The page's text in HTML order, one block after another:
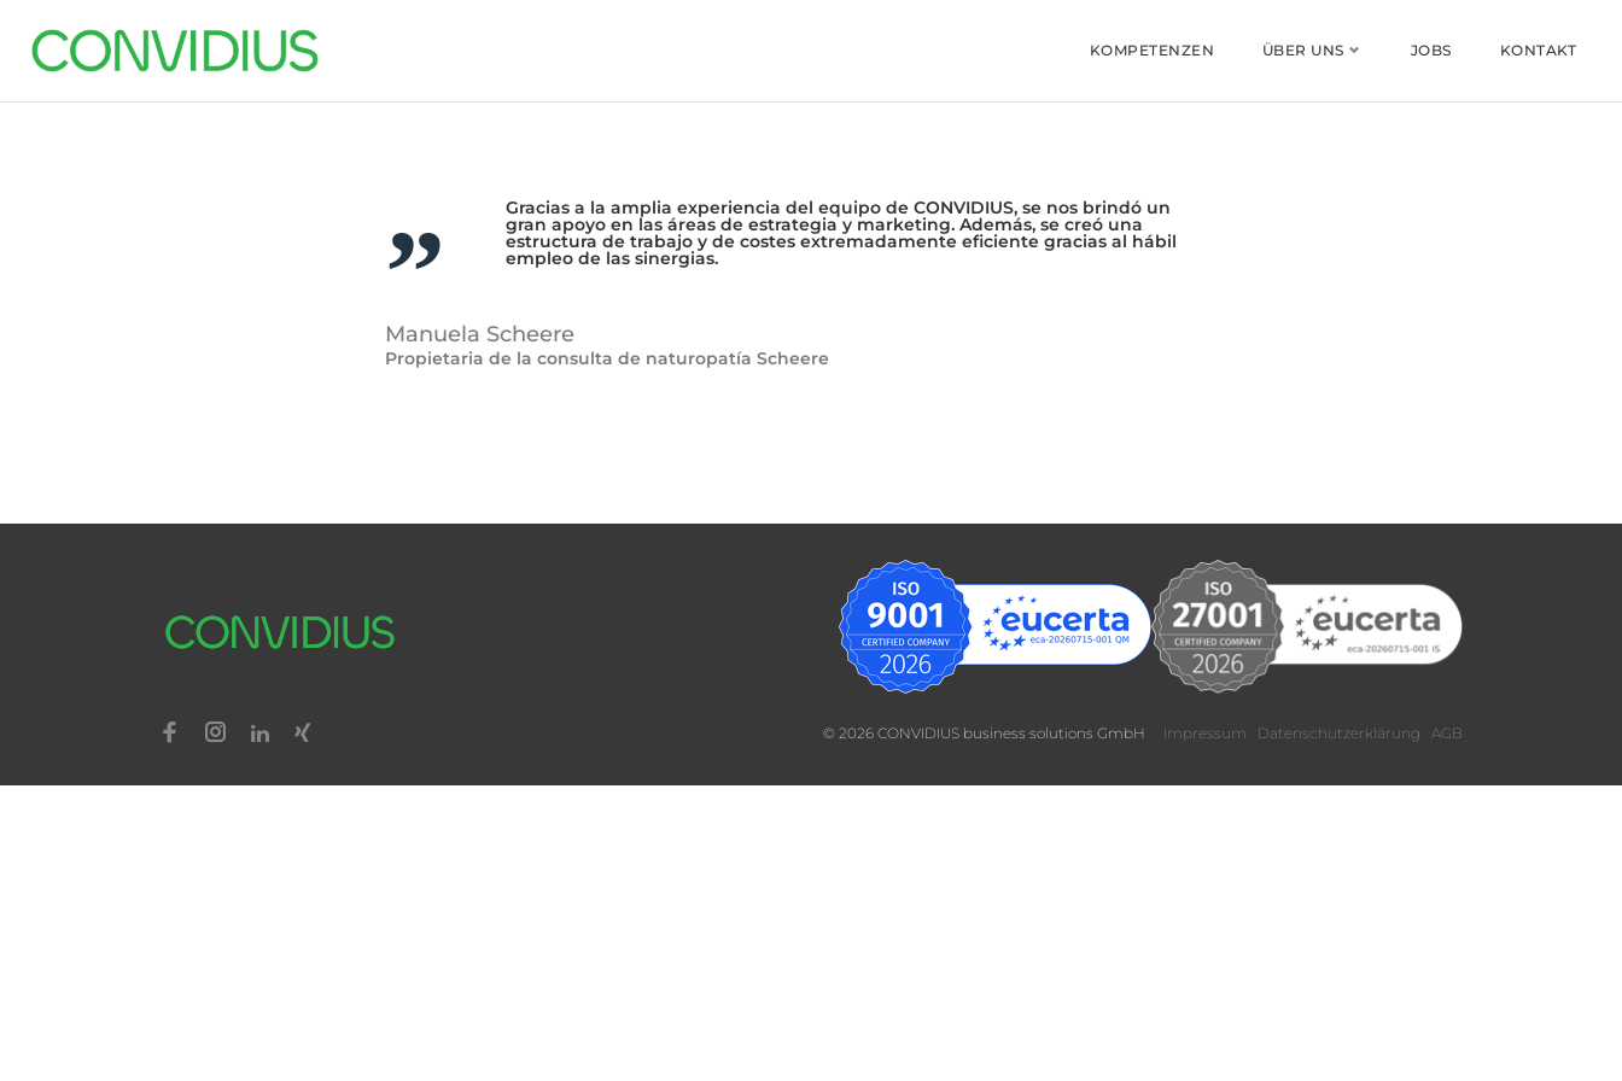
KOMPETENZEN ÜBER UNS JOBS KONTAKT
Gracias a la amplia experiencia del equipo de CONVIDIUS, se nos brindó un
gran apoyo en las áreas de estrategia y marketing. Además, se creó una
estructura de trabajo y de costes extremadamente eficiente gracias al hábil
empleo de las sinergias.
Manuela Scheere
Propietaria de la consulta de naturopatía Scheere
© 2026 CONVIDIUS business solutions GmbH Impressum Datenschutzerklärung AGB